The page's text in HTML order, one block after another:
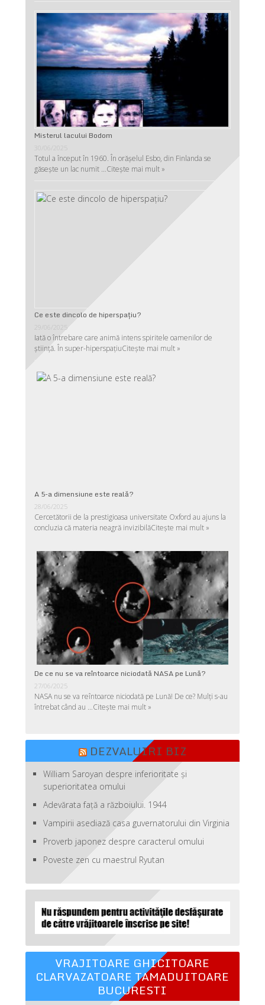
Misterul lacului Bodom
Totul a început în 1960. În orășelul Esbo, din Finlanda se
găsește un lac numit …Citește mai mult »
Ce este dincolo de hiperspaţiu?
29/06/2025
Iată o întrebare care animă intens spiritele oamenilor de
ştiinţă. În super-hiperspaţiuCitește mai mult »
A 5-a dimensiune este reală?
28/06/2025
Cercetătorii de la prestigioasa universitate Oxford au ajuns la
concluzia că materia neagră invizibilăCitește mai mult »
De ce nu se va reîntoarce niciodată NASA pe Lună?
27/06/2025
NASA nu se va reîntoarce niciodată pe Lună! De ce? Mulţi s-au
întrebat când au …Citește mai mult »
DEZVALUIRI BIZ
William Saroyan despre inferioritate şi
superioritatea omului
Adevărata față a războiului. 1944
Vampirii asediază casa guvernatorului din Virginia
Proverb japonez despre caracterul omului
Poveste zen cu maestrul Ryutan
VRAJITOARE GHICITOARE
CLARVAZATOARE TAMADUITOARE
BUCURESTI